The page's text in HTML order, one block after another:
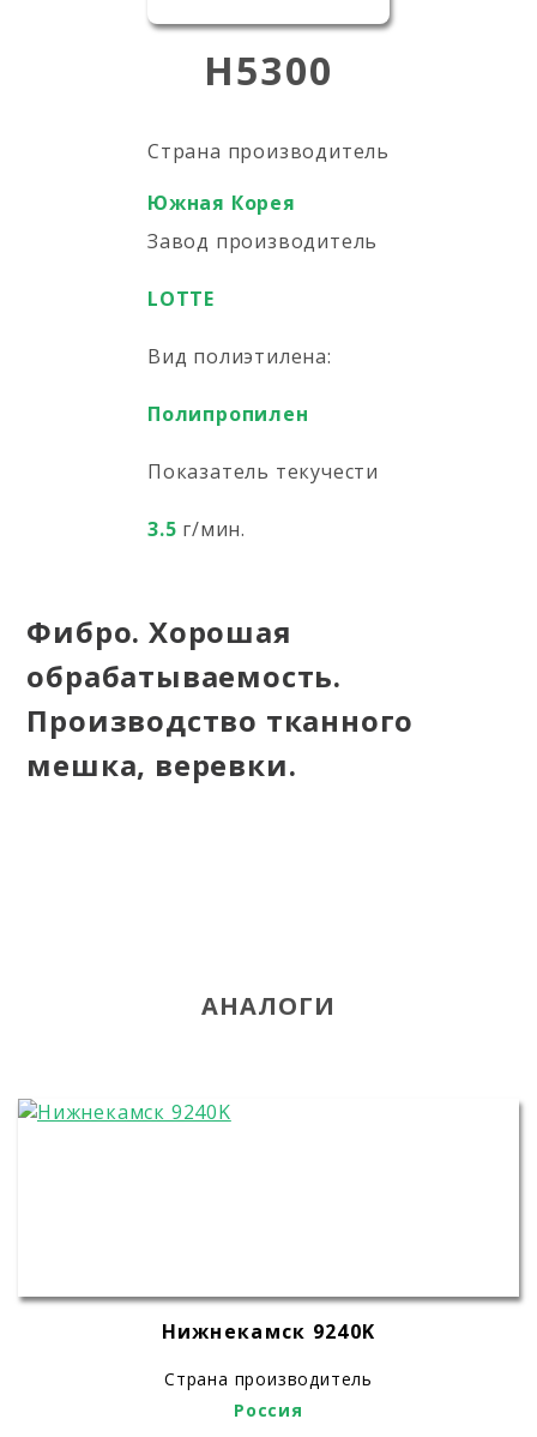
H5300
Страна производитель
Южная Корея
Завод производитель
LOTTE
Вид полиэтилена:
Полипропилен
Показатель текучести
3.5 г/мин.
Фибро. Хорошая
обрабатываемость.
Производство тканного
мешка, веревки.
АНАЛОГИ
Нижнекамск 9240K
Страна производитель
Россия